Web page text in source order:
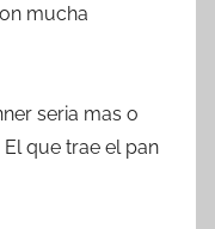
mucha
seria mas o
que trae el pan